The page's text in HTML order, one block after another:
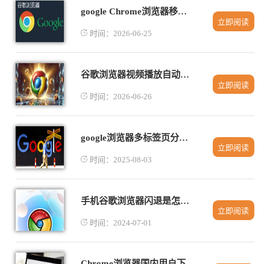
google Chrome浏览器移动端下载安装经验分享
时间：2026-06-25
立即阅读
谷歌浏览器视频播放自动调整功能使用操作解析
时间：2026-06-26
立即阅读
google浏览器多标签页分组管理操作教程
时间：2025-08-03
立即阅读
手机谷歌浏览器闪退是怎么回事
时间：2024-07-01
立即阅读